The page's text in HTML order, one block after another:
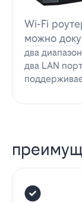
Wi-Fi
можно
два
два LAN